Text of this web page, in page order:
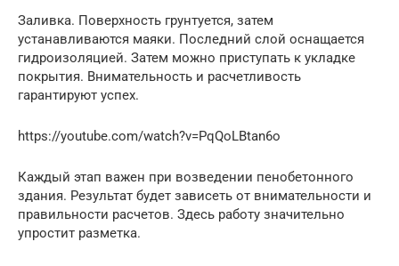
Заливка. Поверхность грунтуется, затем
устанавливаются маяки. Последний слой оснащается
гидроизоляцией. Затем можно приступать к укладке
покрытия. Внимательность и расчетливость
гарантируют успех.
https://youtube.com/watch?v=PqQoLBtan6o
Каждый этап важен при возведении пенобетонного
здания. Результат будет зависеть от внимательности и
правильности расчетов. Здесь работу значительно
упростит разметка.